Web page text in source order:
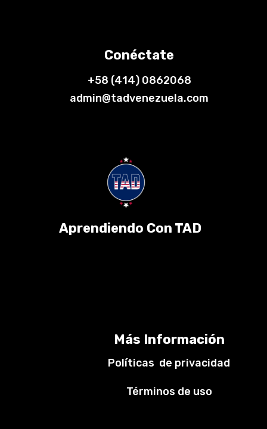
Conéctate
+58 (414) 0862068
admin@tadvenezuela.com
Aprendiendo Con TAD
Más Información
Políticas de privacidad
Términos de uso